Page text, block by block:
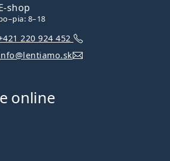
shop
8–18
220 924 452
online